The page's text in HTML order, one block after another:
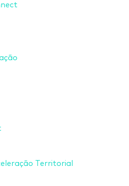
Territorial